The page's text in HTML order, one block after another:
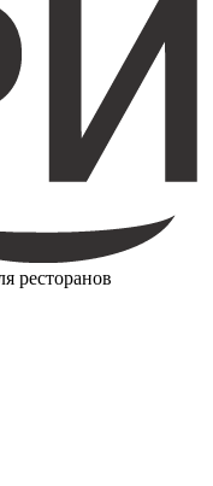
ресторанов